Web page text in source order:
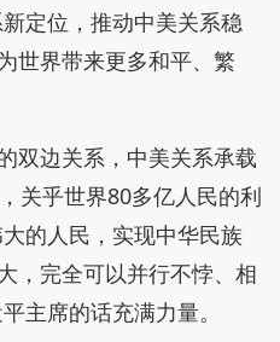
定位，推动中美关系稳
世界带来更多和平、繁
边关系，中美关系承载
关乎世界80多亿人民的利
的人民，实现中华民族
，完全可以并行不悖、相
主席的话充满力量。